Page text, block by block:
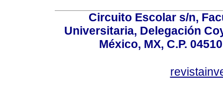
Circuito Escolar s/n,
Universitaria, Delegación
México, MX, C.P.